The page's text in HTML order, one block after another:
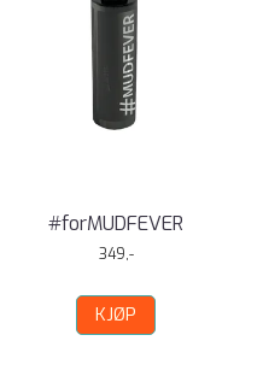
#forMUDFEVER
349,-
KJØP